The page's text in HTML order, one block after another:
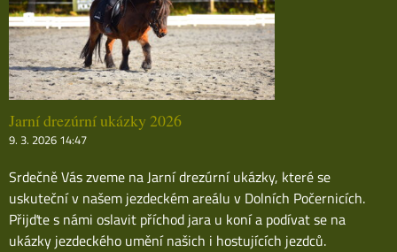
Jarní drezúrní ukázky 2026
9. 3. 2026 14:47
Srdečně Vás zveme na Jarní drezúrní ukázky, které se
uskuteční v našem jezdeckém areálu v Dolních Počernicích.
Přijďte s námi oslavit příchod jara u koní a podívat se na
ukázky jezdeckého umění našich i hostujících jezdců.